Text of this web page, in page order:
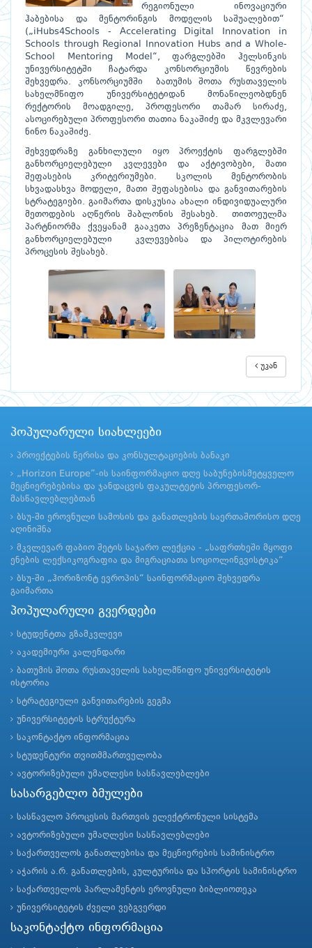
რეგიონული ინოვაციური
ჰაბებისა და მენტორინგის მოდელის საშუალებით“
(„iHubs4Schools - Accelerating Digital Innovation in
Schools through Regional Innovation Hubs and a Whole-
School Mentoring Model“, ფარგლებში ჰელსინკის
უნივერსიტეტში ჩატარდა კონსორციუმის წევრების
შეხვედრა. კონსორციუმში ბათუმის შოთა რუსთაველის
სახელმწიფო უნივერსიტეტიდან მონაწილეობდნენ
რექტორის მოადგილე, პროფესორი თამარ სირაძე,
ასოცირებული პროფესორი თათია ნაკაშიძე და მკვლევარი
ნინო ნაკაშიძე.
შეხვედრაზე განხილული იყო პროექტის ფარგლებში
განხორციელებული კვლევები და აქტივობები, მათი
შეფასების კრიტერიუმები. სკოლის მენტორობის
სხვადასხვა მოდელი, მათი შეფასებისა და განვითარების
სტრატეგიები. გაიმართა დისკუსია ახალი ინდივიდუალური
მეთოდების აღწერის შაბლონის შესახებ. თითოეულმა
პარტნიორმა ქვეყანამ გააკეთა პრეზენტაცია მათ მიერ
განხორციელებული კვლევებისა და პილოტირების
პროცესის შესახებ.
უკან
პოპულარული სიახლეები
პროექტების წერისა და კონსულტაციების ბანაკი
„Horizon Europe”-ის საინფორმაციო დღე საბუნებისმეტყველო
მეცნიერებებისა და ჯანდაცვის ფაკულტეტის პროფესორ-
მასწავლებლებთან
ბსუ-ში ეროვნული სამოსის და განათლების საერთაშორისო დღე
აღინიშნა
მკვლევარ ფაბიო შეტის საჯარო ლექცია - „საფრთხეში მყოფი
ენების ლექსიკოგრაფია და მიგრაციათა სოციოლინგვისტიკა“
ბსუ-ში „ჰორიზონტ ევროპის“ საინფორმაციო შეხვედრა
გაიმართა
პოპულარული გვერდები
სტუდენტთა გზამკვლევი
აკადემიური კალენდარი
ბათუმის შოთა რუსთაველის სახელმწიფო უნივერსიტეტის
ისტორია
სტრატეგიული განვითარების გეგმა
უნივერსიტეტის სტრუქტურა
საკონტაქტო ინფორმაცია
სტუდენტური თვითმმართველობა
ავტორიზებული უმაღლესი სასწავლებლები
სასარგებლო ბმულები
სასწავლო პროცესის მართვის ელექტრონული სისტემა
ავტორიზებული უმაღლესი სასწავლებლები
საქართველოს განათლებისა და მეცნიერების სამინისტრო
აჭარის ა.რ. განათლების, კულტურისა და სპორტის სამინისტრო
საქართველოს პარლამენტის ეროვნული ბიბლიოთეკა
უნივერსიტეტის ძველი ვებგვერდი
საკონტაქტო ინფორმაცია